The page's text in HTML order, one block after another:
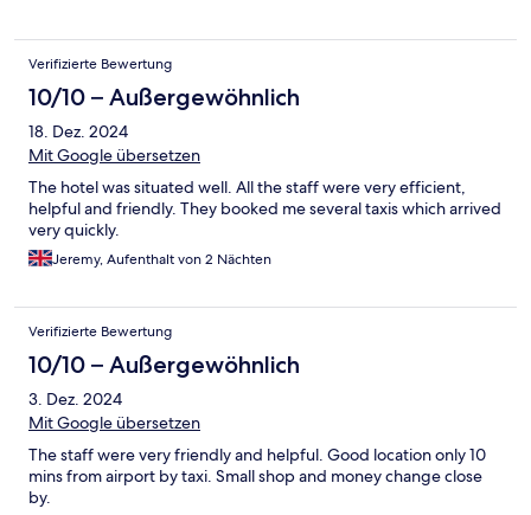
Verifizierte Bewertung
10/10 – Außergewöhnlich
18. Dez. 2024
Mit Google übersetzen
The hotel was situated well. All the staff were very efficient,
helpful and friendly. They booked me several taxis which arrived
very quickly.
Jeremy, Aufenthalt von 2 Nächten
Verifizierte Bewertung
10/10 – Außergewöhnlich
3. Dez. 2024
Mit Google übersetzen
The staff were very friendly and helpful. Good location only 10
mins from airport by taxi. Small shop and money change close
by.